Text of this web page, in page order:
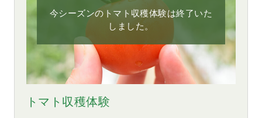
今シーズンのトマト収穫体験は終了いた
しました。
トマト収穫体験